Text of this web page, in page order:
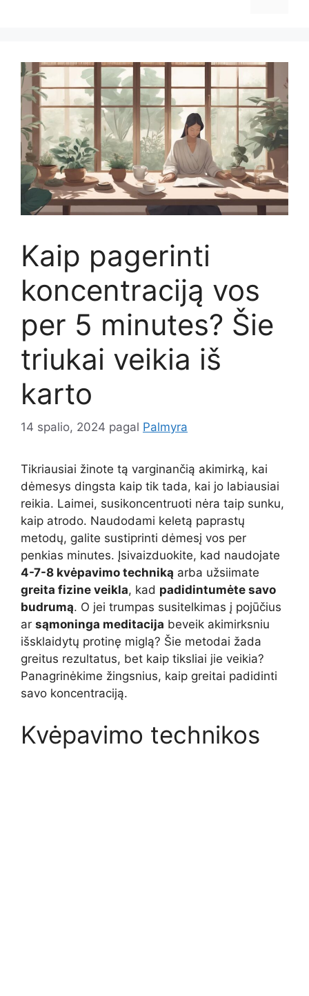
Kaip pagerinti
koncentraciją vos
per 5 minutes? Šie
triukai veikia iš
karto
14 spalio, 2024 pagal Palmyra
Tikriausiai žinote tą varginančią akimirką, kai
dėmesys dingsta kaip tik tada, kai jo labiausiai
reikia. Laimei, susikoncentruoti nėra taip sunku,
kaip atrodo. Naudodami keletą paprastų
metodų, galite sustiprinti dėmesį vos per
penkias minutes. Įsivaizduokite, kad naudojate
4-7-8 kvėpavimo techniką arba užsiimate
greita fizine veikla, kad padidintumėte savo
budrumą. O jei trumpas susitelkimas į pojūčius
ar sąmoninga meditacija beveik akimirksniu
išsklaidytų protinę miglą? Šie metodai žada
greitus rezultatus, bet kaip tiksliai jie veikia?
Panagrinėkime žingsnius, kaip greitai padidinti
savo koncentraciją.
Kvėpavimo technikos